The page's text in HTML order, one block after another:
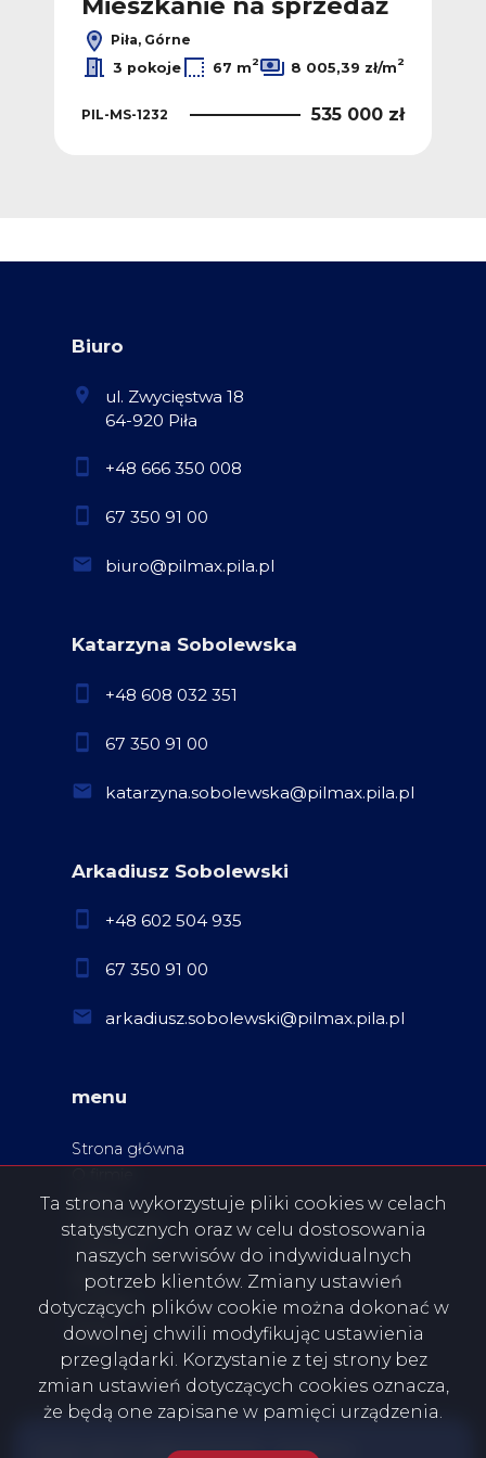
Piła, Górne
3 pokoje
67 m2 8 005,39 zł/m2
PIL-MS-1232 535 000 zł
Biuro
ul. Zwycięstwa 18
64-920 Piła
+48 666 350 008
67 350 91 00
biuro@pilmax.pila.pl
Katarzyna Sobolewska
+48 608 032 351
67 350 91 00
katarzyna.sobolewska@pilmax.pila.pl
Arkadiusz Sobolewski
+48 602 504 935
67 350 91 00
arkadiusz.sobolewski@pilmax.pila.pl
menu
Strona główna
Oferty
Zgłoszenia
Ulubione
Blog
Kontakt
Rodo
PILSKA GIEŁDA NIERUCHOMOŚCI - PILMAX K.A.
Ta strona wykorzystuje pliki cookies w celach
statystycznych oraz w celu dostosowania
naszych serwisów do indywidualnych
potrzeb klientów. Zmiany ustawień
dotyczących plików cookie można dokonać w
dowolnej chwili modyfikując ustawienia
przeglądarki. Korzystanie z tej strony bez
zmian ustawień dotyczących cookies oznacza,
że będą one zapisane w pamięci urządzenia.